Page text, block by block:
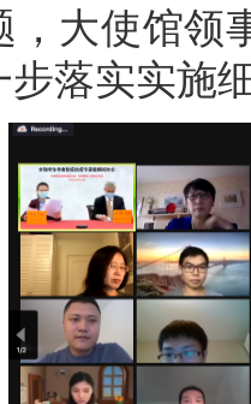
，大使馆领
落实实施